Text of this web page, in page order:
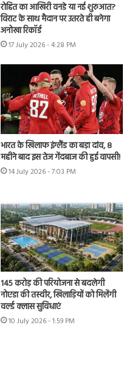
रोहित का आखिरी वनडे या नई शुरुआत?
विराट के साथ मैदान पर उतरते ही बनेगा
अनोखा रिकॉर्ड
17 July 2026 - 4:28 PM
भारत के खिलाफ इंग्लैंड का बड़ा दांव, 8
महीने बाद इस तेज गेंदबाज की हुई वापसी!
14 July 2026 - 7:03 PM
145 करोड़ की परियोजना से बदलेगी
नोएडा की तस्वीर, खिलाड़ियों को मिलेंगी
वर्ल्ड क्लास सुविधाएं
10 July 2026 - 1:59 PM